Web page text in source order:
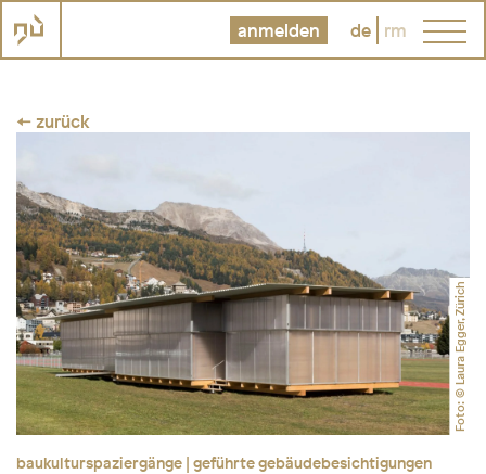
anmelden de rm
← zurück
Foto: © Laura Egger, Zürich
baukulturspaziergänge | geführte gebäudebesichtigungen